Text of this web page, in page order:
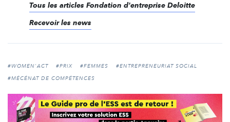
Tous les articles Fondation d'entreprise Deloitte
Recevoir les news
#WOMEN'ACT #PRIX #FEMMES
#ENTREPRENEURIAT SOCIAL
#MÉCÉNAT DE COMPÉTENCES